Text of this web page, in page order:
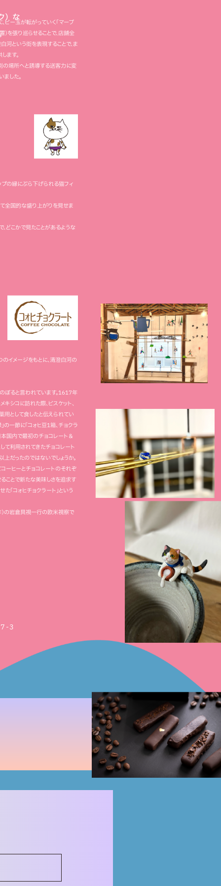
）な
ー玉が転がっていく「マーブ
を張り巡らせることで、店舗全
河という街を表現することで、ま
ます。
の場所へと誘導する送客力に変
した。
プの縁にぶら下げられる猫フィ
全国的な盛り上がりを見せま
、どこかで見たことがあるような
イメージをもとに、清澄白河の
ぼると言われています。1617年
シコに訪れた際、ビスケット、
用として食したと伝えられてい
一節に「コォヒ豆1箱、チョクラ
国内で最初のチョコレート＆
て利用されてきたチョコレート
だったのではないでしょうか。
ーヒーとチョコレートのそれぞ
ことで新たな美味しさを追求す
「コォヒチョクラート」という
の岩倉具視一行の欧米視察で
3